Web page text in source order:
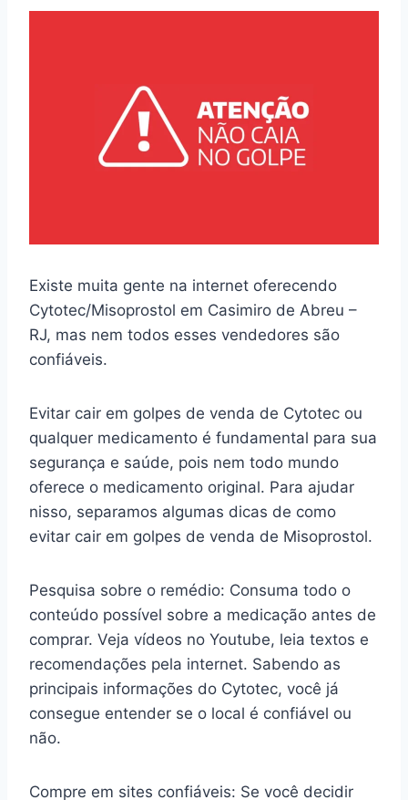
Existe muita gente na internet oferecendo
Cytotec/Misoprostol em Casimiro de Abreu –
RJ, mas nem todos esses vendedores são
confiáveis.
Evitar cair em golpes de venda de Cytotec ou
qualquer medicamento é fundamental para sua
segurança e saúde, pois nem todo mundo
oferece o medicamento original. Para ajudar
nisso, separamos algumas dicas de como
evitar cair em golpes de venda de Misoprostol.
Pesquisa sobre o remédio: Consuma todo o
conteúdo possível sobre a medicação antes de
comprar. Veja vídeos no Youtube, leia textos e
recomendações pela internet. Sabendo as
principais informações do Cytotec, você já
consegue entender se o local é confiável ou
não.
Compre em sites confiáveis: Se você decidir